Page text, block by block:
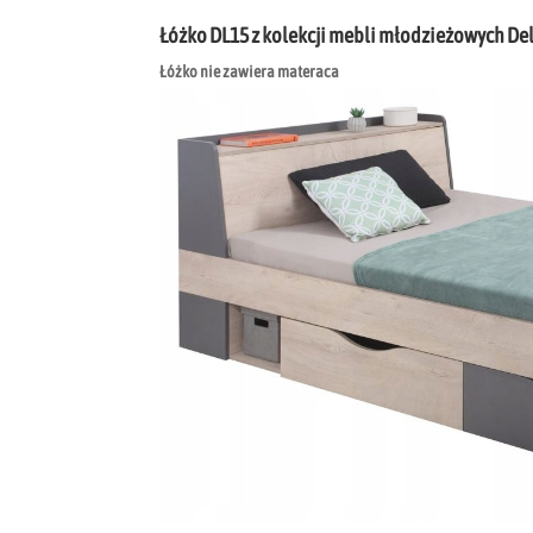
Łóżko DL15 z kolekcji mebli młodzieżowych
Łóżko nie zawiera materaca